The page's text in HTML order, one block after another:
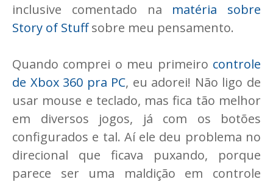
inclusive comentado na matéria sobre
Story of Stuffsobre meu pensamento.
Quando comprei o meu primeiro controle
de Xbox 360 pra PC, eu adorei! Não ligo de
usar mouse e teclado, mas fica tão melhor
em diversos jogos, já com os botões
configurados e tal. Aí ele deu problema no
direcional que ficava puxando, porque
parece ser uma maldição em controle